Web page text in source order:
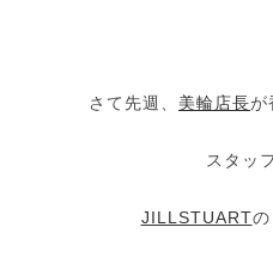
さて先週、 美輪店長が
スタッ
JILLSTUART